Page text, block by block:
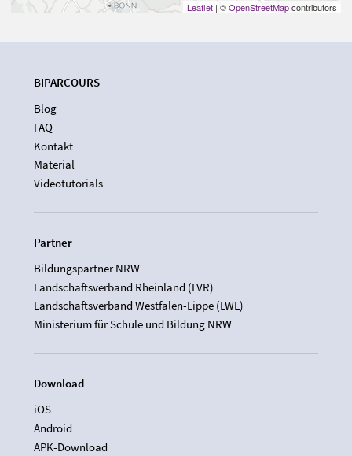
Leaflet | ©OpenStreetMapcontributors
BIPARCOURS
Blog
FAQ
Kontakt
Material
Videotutorials
Partner
Bildungspartner NRW
Landschaftsverband Rheinland (LVR)
Landschaftsverband Westfalen-Lippe (LWL)
Ministerium für Schule und Bildung NRW
Download
iOS
Android
APK-Download